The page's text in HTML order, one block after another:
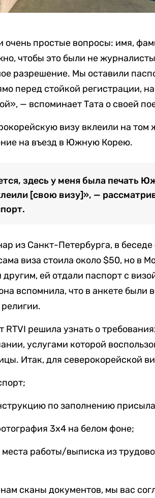
очень простые вопросы: имя,
чтобы это были не
разрешение. Мы оставили
перед стойкой регистрации,
— вспоминает Тата о своей
визу вклеили на том
на въезд в Южную Корею.
здесь у меня была печать
[свою визу]», —
из Санкт-Петербурга, в
виза стоила около $50, но в
ей отдали паспорт с
вспомнила, что в анкете были
RTVI решила узнать о
услугами которой
Итак, для северокорейской
по заполнению
3х4 на белом фоне;
места работы/выписка из
сканы документов, мы вас